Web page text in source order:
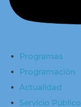
Programas
Programación
Actualidad
Servicio Público